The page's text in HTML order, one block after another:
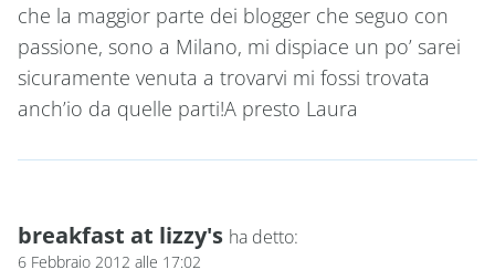
che la maggior parte dei blogger che seguo con
passione, sono a Milano, mi dispiace un po’ sarei
sicuramente venuta a trovarvi mi fossi trovata
anch’io da quelle parti!A presto Laura
breakfast at lizzy's ha detto:
6 Febbraio 2012 alle 17:02